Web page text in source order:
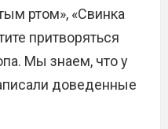
ртом», «Свинка
притворяться
Мы знаем, что у
доведенные